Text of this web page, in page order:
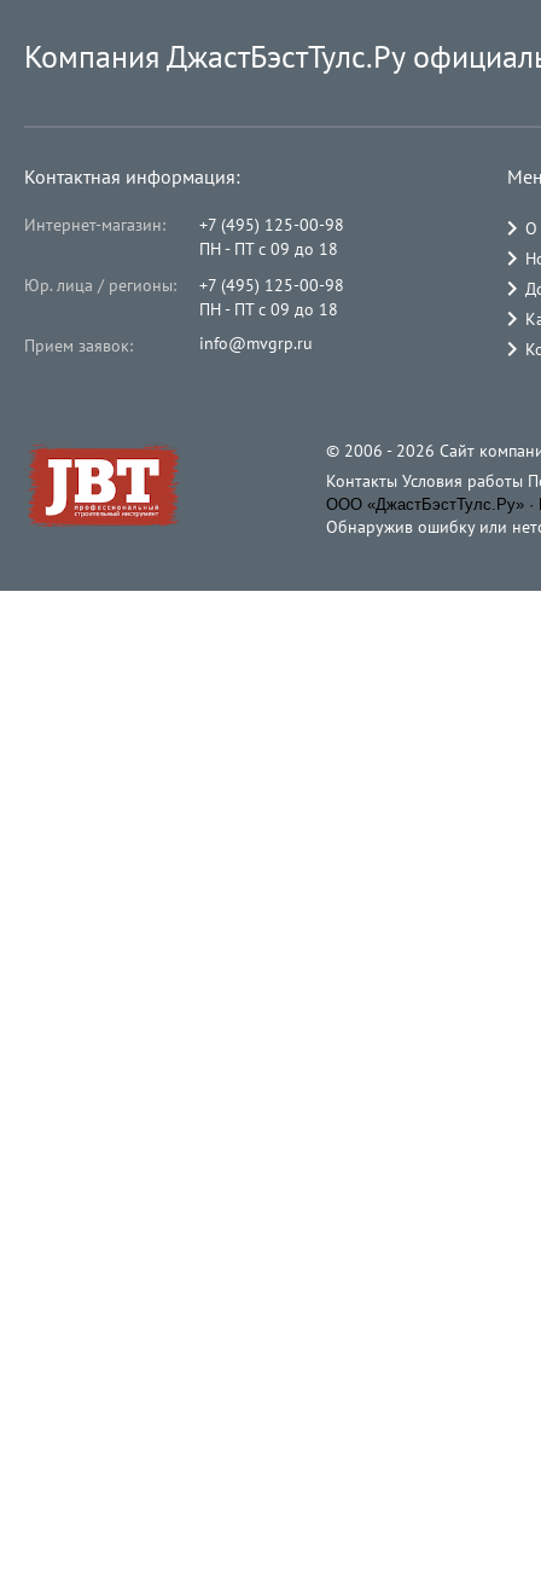
Компания ДжастБэстТулс.Ру
Контактная информация:
Интернет-магазин:
+7 (495) 125-00-98
ПН - ПТ с 09 до 18
Юр. лица / регионы:
+7 (495) 125-00-98
ПН - ПТ с 09 до 18
Прием заявок:
info@mvgrp.ru
О
© 2006 - 2026 Cайт
Контакты Условия работы
ООО «ДжастБэстТулс.Ру» ·
Обнаружив ошибку или